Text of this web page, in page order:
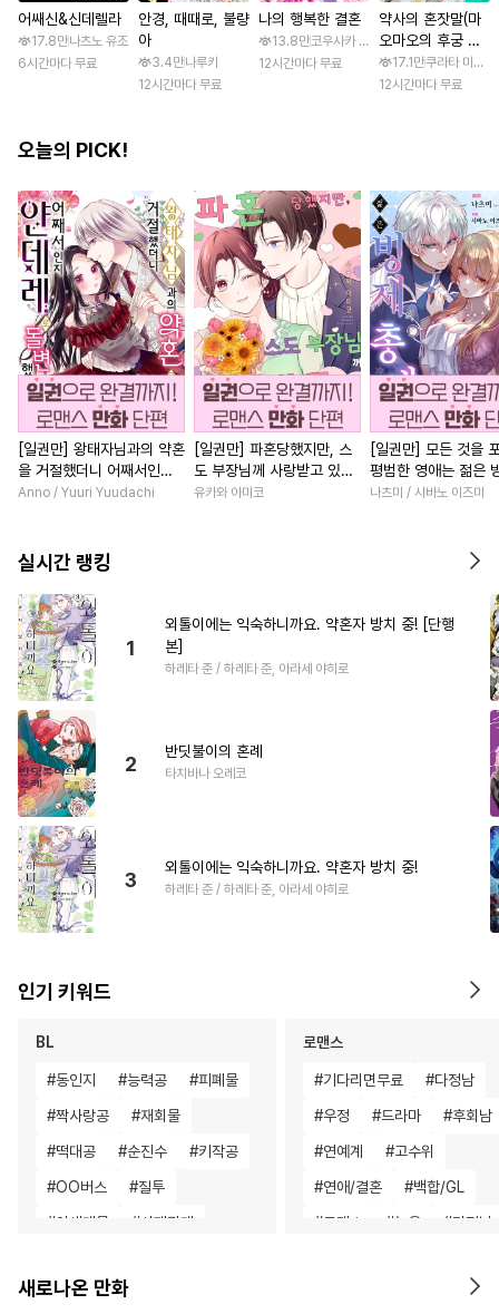
어쌔신&신데렐라
17.8만나츠노 유조
6시간마다 무료
안경, 때때로, 불량
아
3.4만나루키
12시간마다 무료
나의 행복한 결혼
13.8만코우사카 리토 / 아기토기 아쿠미
12시간마다 무료
약사의 혼잣말(마
오마오의 후궁 수
수께끼 풀이수첩)
17.1만쿠라타 미노
12시간마다 무료
오늘의 PICK!
[일권만] 왕태자님과의 약혼
을 거절했더니 어째서인지
얀데레로 돌변했습니다 [단
Anno / Yuuri Yuudachi
[일권만] 파혼당했지만, 스
도 부장님께 사랑받고 있습
니다 [단행본]
유카와 아미코
[일권만] 모든 것을
평범한 영애는 젊은
총애를 받는다 [단행
나츠미 / 시바노 이즈미
실시간 랭킹
1
외톨이에는 익숙하니까요. 약혼자 방치 중! [단행
본]
하레타 준 / 하레타 준, 아라세 야히로
2
반딧불이의 혼례
타치바나 오레코
3
외톨이에는 익숙하니까요. 약혼자 방치 중!
하레타 준 / 하레타 준, 아라세 야히로
인기 키워드
BL
#동인지 #능력공 #피폐물
#짝사랑공 #재회물
#떡대공 #순진수 #키작공
#OO버스 #질투
#이세계물 # 사제관계
#계략공 #무심수
로맨스
#기다리면무료 #다정남
#우정 #드라마 #후회남
#연예계 #고수위
#연애/결혼 #백합/GL
#로맨스 #능욕 #다정남
섹스파트너
새로나온 만화